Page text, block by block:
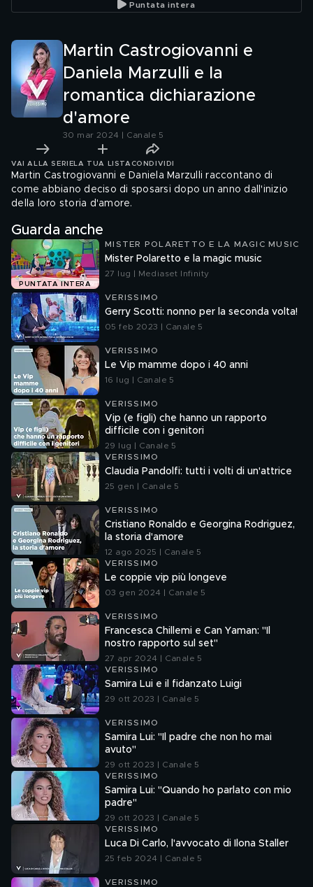
Puntata intera
Martin Castrogiovanni e
Daniela Marzulli e la
romantica dichiarazione
d'amore
30 mar 2024 | Canale 5
VAI ALLA SERIE LA TUA LISTA CONDIVIDI
Martin Castrogiovanni e Daniela Marzulli raccontano di
come abbiano deciso di sposarsi dopo un anno dall'inizio
della loro storia d'amore.
Guarda anche
PUNTATA INTERA
MISTER POLARETTO E LA MAGIC MUSIC
Mister Polaretto e la magic music
27 lug | Mediaset Infinity
VERISSIMO
Gerry Scotti: nonno per la seconda volta!
05 feb 2023 | Canale 5
VERISSIMO
Le Vip mamme dopo i 40 anni
16 lug | Canale 5
VERISSIMO
Vip (e figli) che hanno un rapporto
difficile con i genitori
29 lug | Canale 5
VERISSIMO
Claudia Pandolfi: tutti i volti di un'attrice
25 gen | Canale 5
VERISSIMO
Cristiano Ronaldo e Georgina Rodriguez,
la storia d'amore
12 ago 2025 | Canale 5
VERISSIMO
Le coppie vip più longeve
03 gen 2024 | Canale 5
VERISSIMO
Francesca Chillemi e Can Yaman: "Il
nostro rapporto sul set"
27 apr 2024 | Canale 5
VERISSIMO
Samira Lui e il fidanzato Luigi
29 ott 2023 | Canale 5
VERISSIMO
Samira Lui: "Il padre che non ho mai
avuto"
29 ott 2023 | Canale 5
VERISSIMO
Samira Lui: "Quando ho parlato con mio
padre"
29 ott 2023 | Canale 5
VERISSIMO
Luca Di Carlo, l'avvocato di Ilona Staller
25 feb 2024 | Canale 5
VERISSIMO